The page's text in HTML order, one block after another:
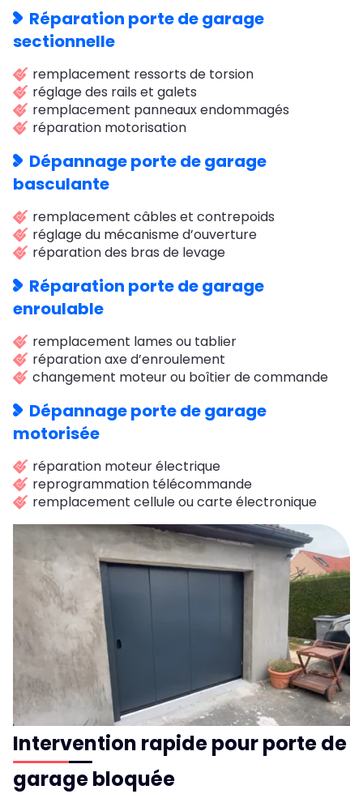
Réparation porte de garage
sectionnelle
remplacement ressorts de torsion
réglage des rails et galets
remplacement panneaux endommagés
réparation motorisation
Dépannage porte de garage
basculante
remplacement câbles et contrepoids
réglage du mécanisme d’ouverture
réparation des bras de levage
Réparation porte de garage
enroulable
remplacement lames ou tablier
réparation axe d’enroulement
changement moteur ou boîtier de commande
Dépannage porte de garage
motorisée
réparation moteur électrique
reprogrammation télécommande
remplacement cellule ou carte électronique
Intervention rapide pour porte de
garage bloquée